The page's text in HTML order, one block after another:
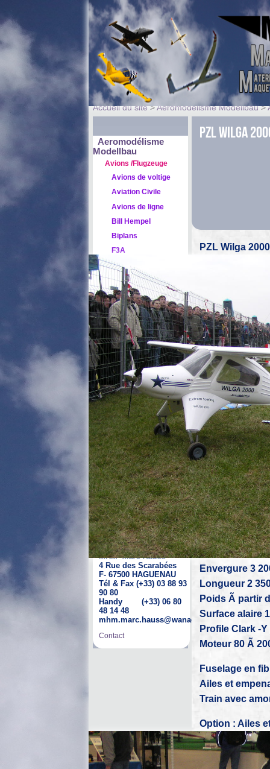
Accueil du site>Aeromodélisme Modellbau>
Aeromodélisme
Modellbau
Avions /Flugzeuge
Avions de voltige
Aviation Civile
Avions de ligne
Bill Hempel
Biplans
F3A
Motoplaneurs
Remorqueurs
Jets
Warbirds
Accessoires / Zubehör
Déplacements photos
et vidéos
Documentation
Fumigène
Moteurs
Planeurs Segler
Réacteurs
Sécurité Electronique
Nouveautés /
Neuheiten
Bonnes Affaires /
Sonderangebote
Matériels
Aéronautiques
Coordonnées
MHM -Marc Hauss
4 Rue des Scarabées
F- 67500 HAGUENAU
Tél & Fax (+33) 03 88 93
90 80
Handy (+33) 06 80
48 14 48
mhm.marc.hauss@wanadoo.fr
Contact
PZL Wilga
PZL Wilga 2000
Envergure 3
Longueur 2
Poids Ã partir
Surface alaire
Profile Clark -
Moteur 80 Ã
Fuselage en
Ailes et
Train avec
Option : Ailes